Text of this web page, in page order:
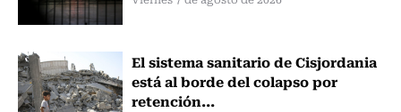
El sistema sanitario de Cisjordania
está al borde del colapso por
retención...